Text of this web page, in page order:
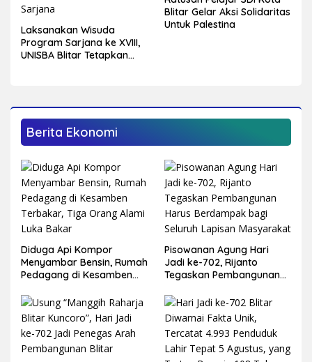
Laksanakan Wisuda
Program Sarjana ke XVIII,
UNISBA Blitar Tetapkan
Blitar Gelar Aksi Solidaritas
Untuk Palestina
Berita Ekonomi
Diduga Api Kompor
Menyambar Bensin, Rumah
Pedagang di Kesamben
Alami Luka Bakar
Pisowanan Agung Hari
Jadi ke-702, Rijanto
Tegaskan Pembangunan
Seluruh Lapisan
Masyarakat